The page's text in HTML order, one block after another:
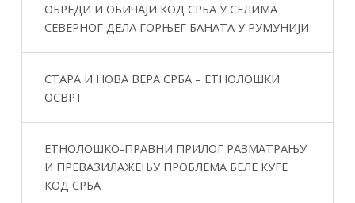
ОБРЕДИ И ОБИЧАЈИ КОД СРБА У СЕЛИМА
СЕВЕРНОГ ДЕЛА ГОРЊЕГ БАНАТА У РУМУНИЈИ
СТАРА И НОВА ВЕРА СРБА – ЕТНОЛОШКИ
ОСВРТ
ЕТНОЛОШКО-ПРАВНИ ПРИЛОГ РАЗМАТРАЊУ
И ПРЕВАЗИЛАЖЕЊУ ПРОБЛЕМА БЕЛЕ КУГЕ
КОД СРБА